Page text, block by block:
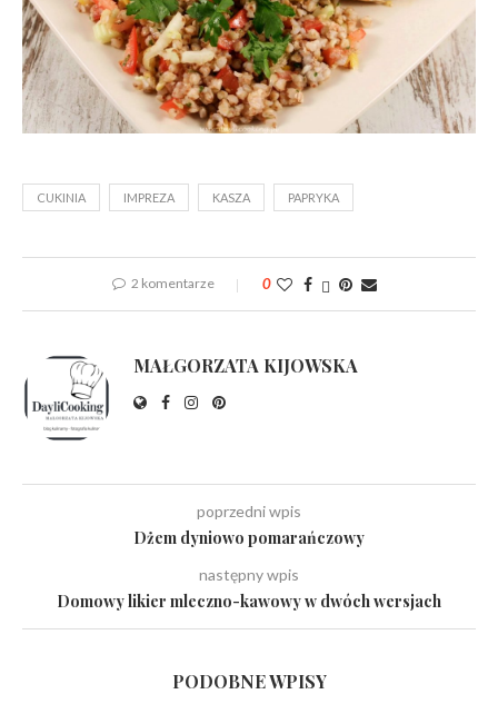
CUKINIA IMPREZA KASZA PAPRYKA
2 komentarze 0
MAŁGORZATA KIJOWSKA
poprzedni wpis
Dżem dyniowo pomarańczowy
następny wpis
Domowy likier mleczno-kawowy w dwóch wersjach
PODOBNE WPISY